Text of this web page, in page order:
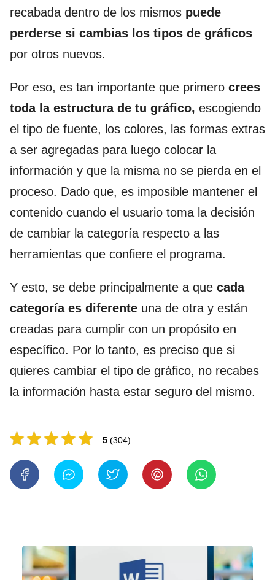
recabada dentro de los mismos puede
perderse si cambias los tipos de gráficos
por otros nuevos.
Por eso, es tan importante que primero crees
toda la estructura de tu gráfico, escogiendo
el tipo de fuente, los colores, las formas extras
a ser agregadas para luego colocar la
información y que la misma no se pierda en el
proceso. Dado que, es imposible mantener el
contenido cuando el usuario toma la decisión
de cambiar la categoría respecto a las
herramientas que confiere el programa.
Y esto, se debe principalmente a que cada
categoría es diferente una de otra y están
creadas para cumplir con un propósito en
específico. Por lo tanto, es preciso que si
quieres cambiar el tipo de gráfico, no recabes
la información hasta estar seguro del mismo.
5 (304)